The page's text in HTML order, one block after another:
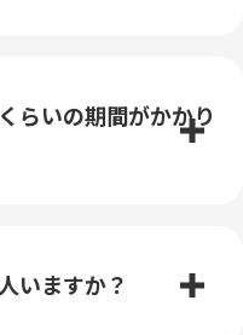
らいの期間がかかり
いますか？